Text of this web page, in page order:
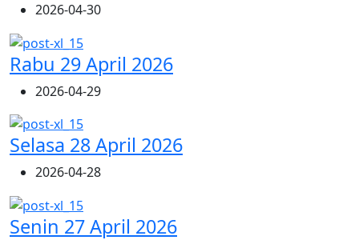
2026-04-30
Rabu 29 April 2026
2026-04-29
Selasa 28 April 2026
2026-04-28
Senin 27 April 2026